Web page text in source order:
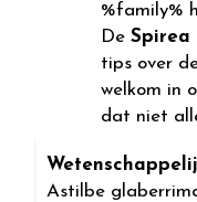
%family%
De Spirea
tips over
welkom in
dat niet
Astilbe